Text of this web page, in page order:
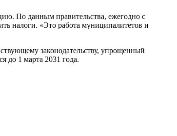
По данным правительства, ежегодно с
налоги. «Это работа муниципалитетов и
законодательству, упрощенный
до 1 марта 2031 года.